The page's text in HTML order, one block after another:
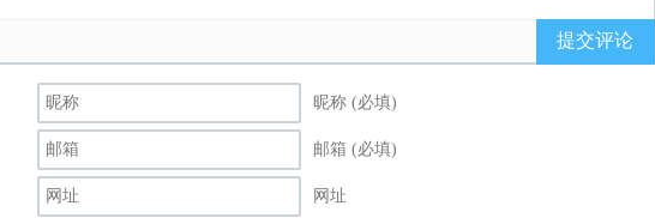
提交评论
昵称 (必填)
邮箱 (必填)
网址